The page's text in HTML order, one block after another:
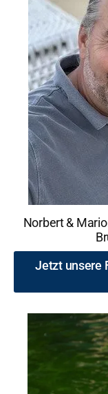
Norbert &
Jetzt unsere